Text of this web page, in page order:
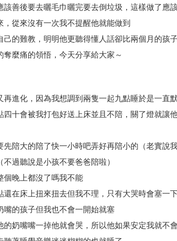
該善後要去曬毛巾曬完要去倒垃圾，這樣做了應
，從來沒有一次我不提醒他就能做到
己的難教，明明他更聽得懂人話卻比兩個月的孩
奪麼痛的領悟，今天分享給大家～
再進化，因為我想調到兩隻一起九點睡於是一直
四十會被我打包好送上床並且不陪，關了燈就讓
先陪大的陪了快一小時吧弄好再陪小的（老實說
過聽說是小孩不要爸爸陪啦）
個晚上都沒了嗎我不能
還在床上扭來扭去但我不理，只有大哭時會塞一
嘴的孩子但我也不會一開始就塞
的奶嘴嘴一掉他就會哭，所以他如果安定我就不